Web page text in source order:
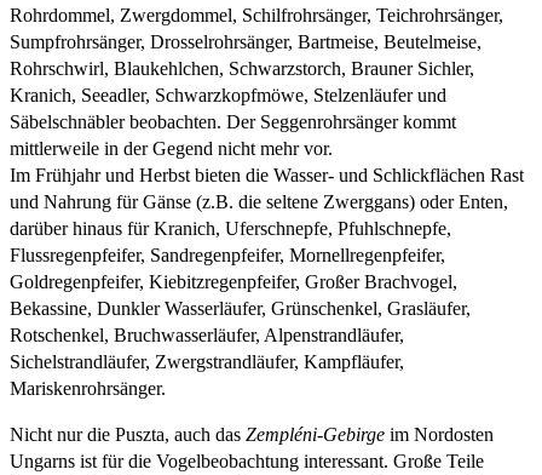
Rohrdommel, Zwergdommel, Schilfrohrsänger, Teichrohrsänger,
Sumpfrohrsänger, Drosselrohrsänger, Bartmeise, Beutelmeise,
Rohrschwirl, Blaukehlchen, Schwarzstorch, Brauner Sichler,
Kranich, Seeadler, Schwarzkopfmöwe, Stelzenläufer und
Säbelschnäbler beobachten. Der Seggenrohrsänger kommt
mittlerweile in der Gegend nicht mehr vor.
Im Frühjahr und Herbst bieten die Wasser- und Schlickflächen Rast
und Nahrung für Gänse (z.B. die seltene Zwerggans) oder Enten,
darüber hinaus für Kranich, Uferschnepfe, Pfuhlschnepfe,
Flussregenpfeifer, Sandregenpfeifer, Mornellregenpfeifer,
Goldregenpfeifer, Kiebitzregenpfeifer, Großer Brachvogel,
Bekassine, Dunkler Wasserläufer, Grünschenkel, Grasläufer,
Rotschenkel, Bruchwasserläufer, Alpenstrandläufer,
Sichelstrandläufer, Zwergstrandläufer, Kampfläufer,
Mariskenrohrsänger.
Nicht nur die Puszta, auch das Zempléni-Gebirge im Nordosten
Ungarns ist für die Vogelbeobachtung interessant. Große Teile